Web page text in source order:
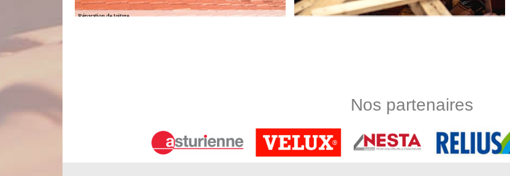
tous les dix ans. Dans cette optique, nos artisans couvreurs du 80310 vont, soit remplacer, soit renforcer vos
Confiez la réparation de votre toiture au couvreur Nord Artois
Nos partenaires